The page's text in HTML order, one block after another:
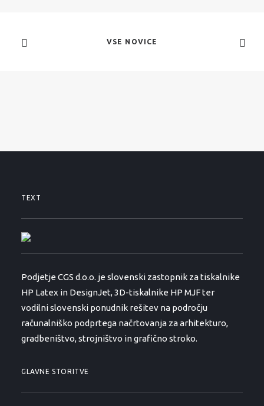
VSE NOVICE
TEXT
Podjetje CGS d.o.o. je slovenski zastopnik za tiskalnike
HP Latex in DesignJet, 3D-tiskalnike HP MJF ter
vodilni slovenski ponudnik rešitev na področju
računalniško podprtega načrtovanja za arhitekturo,
gradbeništvo, strojništvo in grafično stroko.
GLAVNE STORITVE